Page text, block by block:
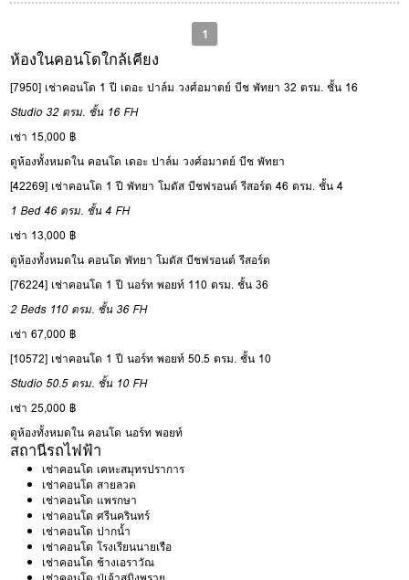
1
ห้องในคอนโดใกล้เคียง
[7950] เช่าคอนโด 1 ปี เดอะ ปาล์ม วงศ์อมาตย์ บีช พัทยา 32 ตรม. ชั้น 16
Studio 32 ตรม. ชั้น 16 FH
เช่า 15,000 ฿
ดูห้องทั้งหมดใน คอนโด เดอะ ปาล์ม วงศ์อมาตย์ บีช พัทยา
[42269] เช่าคอนโด 1 ปี พัทยา โมดัส บีชฟรอนต์ รีสอร์ต 46 ตรม. ชั้น 4
1 Bed 46 ตรม. ชั้น 4 FH
เช่า 13,000 ฿
ดูห้องทั้งหมดใน คอนโด พัทยา โมดัส บีชฟรอนต์ รีสอร์ต
[76224] เช่าคอนโด 1 ปี นอร์ท พอยท์ 110 ตรม. ชั้น 36
2 Beds 110 ตรม. ชั้น 36 FH
เช่า 67,000 ฿
[10572] เช่าคอนโด 1 ปี นอร์ท พอยท์ 50.5 ตรม. ชั้น 10
Studio 50.5 ตรม. ชั้น 10 FH
เช่า 25,000 ฿
ดูห้องทั้งหมดใน คอนโด นอร์ท พอยท์
สถานีรถไฟฟ้า
เช่าคอนโด เคหะสมุทรปราการ
เช่าคอนโด สายลวด
เช่าคอนโด แพรกษา
เช่าคอนโด ศรีนครินทร์
เช่าคอนโด ปากน้ำ
เช่าคอนโด โรงเรียนนายเรือ
เช่าคอนโด ช้างเอราวัณ